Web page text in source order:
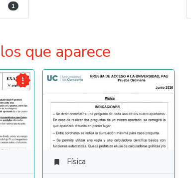
1
que aparece

 Física